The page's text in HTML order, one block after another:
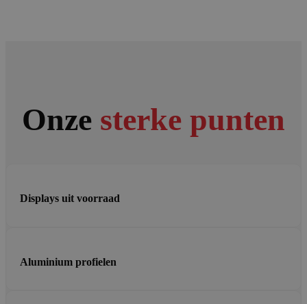
Onze sterke punten
Displays uit voorraad
Aluminium profielen